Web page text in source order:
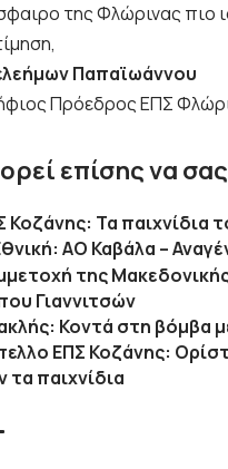
της Φλώρινας πιο
Παπαϊωάννου
Πρόεδρος ΕΠΣ
επίσης να
Κοζάνης: Τα παιχνίδια
ΑΟ Καβάλα –
της
Γιαννιτσών
Κοντά στη βόμβα
ΕΠΣ Κοζάνης:
τα παιχνίδια